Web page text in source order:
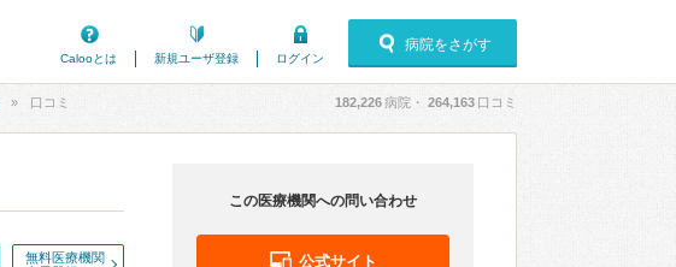
Calooとは
新規ユーザ登録 ログイン
病院をさがす
口コミ 182,226病院・ 264,163 口コミ
無料医療機関
この医療機関への問い合わせ
公式サイト